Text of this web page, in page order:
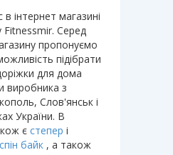
інтернет магазині
Fitnessmir. Серед
пропонуємо
підібрати
для дома
виробника з
Слов'янськ і
України. В
є степер і
байк , а також